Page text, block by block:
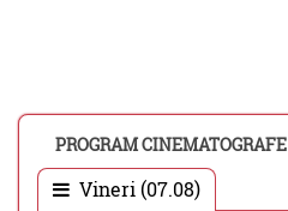
PROGRAM CINEMATOGRAFE
Vineri (07.08)